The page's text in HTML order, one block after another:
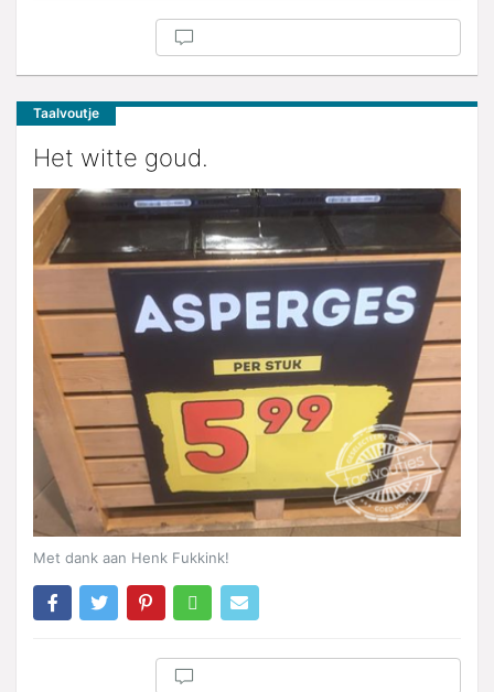
Taalvoutje
Het witte goud.
Met dank aan Henk Fukkink!